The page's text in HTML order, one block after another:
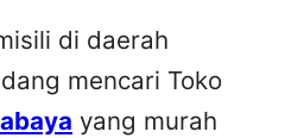
di daerah
mencari Toko
yang murah